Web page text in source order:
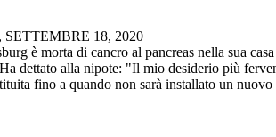
SETTEMBRE 18, 2020
è morta di cancro al pancreas nella sua
dettato alla nipote: "Il mio desiderio più
fino a quando non sarà installato un nuovo